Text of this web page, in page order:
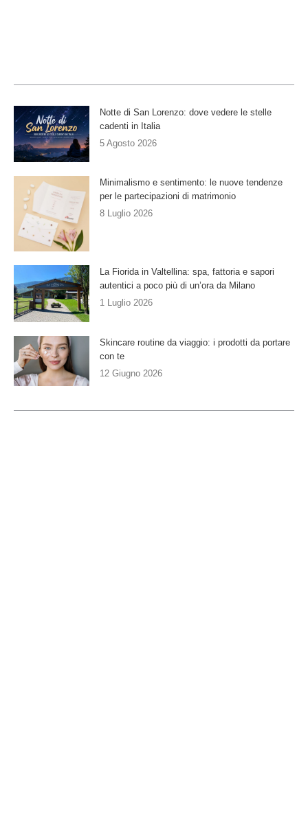
Notte di San Lorenzo: dove vedere le stelle
cadenti in Italia
5 Agosto 2026
Minimalismo e sentimento: le nuove tendenze
per le partecipazioni di matrimonio
8 Luglio 2026
La Fiorida in Valtellina: spa, fattoria e sapori
autentici a poco più di un’ora da Milano
1 Luglio 2026
Skincare routine da viaggio: i prodotti da portare
con te
12 Giugno 2026